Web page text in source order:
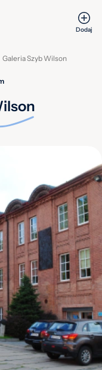
Dodaj
Galeria Szyb Wilson